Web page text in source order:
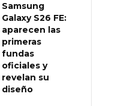
Samsung
Galaxy S26 FE:
aparecen las
primeras
fundas
oficiales y
revelan su
diseño